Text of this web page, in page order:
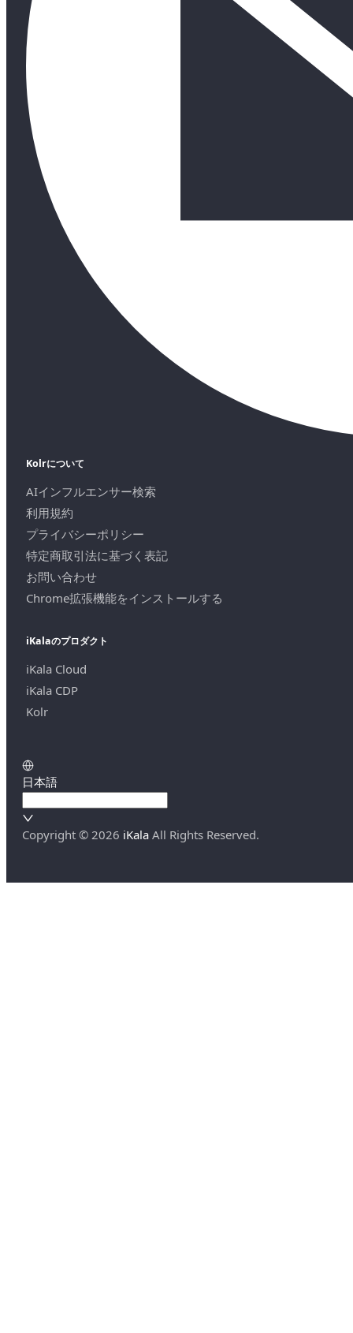
Kolrについて
AIインフルエンサー検索
利用規約
プライバシーポリシー
特定商取引法に基づく表記
お問い合わせ
Chrome拡張機能をインストールする
iKalaのプロダクト
iKala Cloud
iKala CDP
Kolr
日本語
Copyright © 2026 iKala All Rights Reserved.